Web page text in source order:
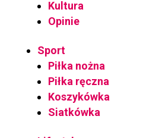
Kultura
Opinie
Sport
Piłka nożna
Piłka ręczna
Koszykówka
Siatkówka